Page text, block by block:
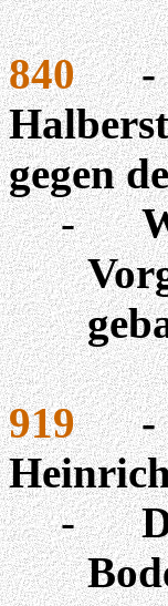
840 -
gegen
-
919 -
-